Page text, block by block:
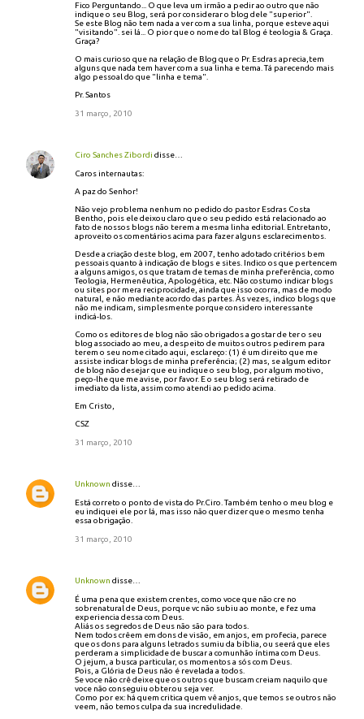
Fico Perguntando... O que leva um irmão a pedir ao outro que não
indique o seu Blog, será por considerar o blog dele "superior".
Se este Blog não tem nada a ver com a sua linha, porque esteve aqui
"visitando". sei lá... O pior que o nome do tal Blog é teologia & Graça.
Graça?
O mais curioso que na relação de Blog que o Pr. Esdras aprecia,tem
alguns que nada tem haver com a sua linha e tema. Tá parecendo mais
algo pessoal do que "linha e tema".
Pr. Santos
31 março, 2010
Ciro Sanches Zibordi disse…
Caros internautas:
A paz do Senhor!
Não vejo problema nenhum no pedido do pastor Esdras Costa
Bentho, pois ele deixou claro que o seu pedido está relacionado ao
fato de nossos blogs não terem a mesma linha editorial. Entretanto,
aproveito os comentários acima para fazer alguns esclarecimentos.
Desde a criação deste blog, em 2007, tenho adotado critérios bem
pessoais quanto à indicação de blogs e sites. Indico os que pertencem
a alguns amigos, os que tratam de temas de minha preferência, como
Teologia, Hermenêutica, Apologética, etc. Não costumo indicar blogs
ou sites por mera reciprocidade, ainda que isso ocorra, mas de modo
natural, e não mediante acordo das partes. Às vezes, indico blogs que
não me indicam, simplesmente porque considero interessante
indicá-los.
Como os editores de blog não são obrigados a gostar de ter o seu
blog associado ao meu, a despeito de muitos outros pedirem para
terem o seu nome citado aqui, esclareço: (1) é um direito que me
assiste indicar blogs de minha preferência; (2) mas, se algum editor
de blog não desejar que eu indique o seu blog, por algum motivo,
peço-lhe que me avise, por favor. E o seu blog será retirado de
imediato da lista, assim como atendi ao pedido acima.
Em Cristo,
CSZ
31 março, 2010
Unknown disse…
Está correto o ponto de vista do Pr.Ciro. Também tenho o meu blog e
eu indiquei ele por lá, mas isso não quer dizer que o mesmo tenha
essa obrigação.
31 março, 2010
Unknown disse…
É uma pena que existem crentes, como voce que não cre no
sobrenatural de Deus, porque vc não subiu ao monte, e fez uma
experiencia dessa com Deus.
Aliás os segredos de Deus não são para todos.
Nem todos crêem em dons de visão, em anjos, em profecia, parece
que os dons para alguns letrados sumiu da bíblia, ou seerá que eles
perderam a simplicidade de buscar a comunhão íntima com Deus.
O jejum, a busca particular, os momentos a sós com Deus.
Pois, a Glória de Deus não é revelada a todos.
Se voce não crê deixe que os outros que buscam creiam naquilo que
voce não conseguiu obter.ou seja ver.
Como por ex: há quem critica quem vê anjos, que temos se outros não
veem, não temos culpa da sua incredulidade.